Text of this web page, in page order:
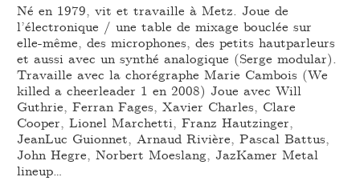
Né en 1979, vit et travaille à Metz. Joue de
l’électronique / une table de mixage bouclée sur
elle-même, des microphones, des petits hautparleurs
et aussi avec un synthé analogique (Serge modular).
Travaille avec la chorégraphe Marie Cambois (We
killed a cheerleader 1 en 2008) Joue avec Will
Guthrie, Ferran Fages, Xavier Charles, Clare
Cooper, Lionel Marchetti, Franz Hautzinger,
JeanLuc Guionnet, Arnaud Rivière, Pascal Battus,
John Hegre, Norbert Moeslang, JazKamer Metal
lineup…